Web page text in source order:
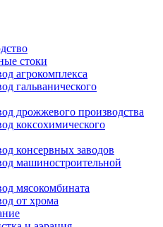
стоки
агрокомплекса
гальванического
дрожжевого производства
коксохимического
консервных заводов
машиностроительной
мясокомбината
от хрома